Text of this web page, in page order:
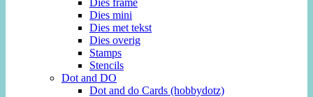
Dies mini
Dies met tekst
Dies overig
Stamps
Stencils
Dot and DO
Dot and do Cards (hobbydotz)